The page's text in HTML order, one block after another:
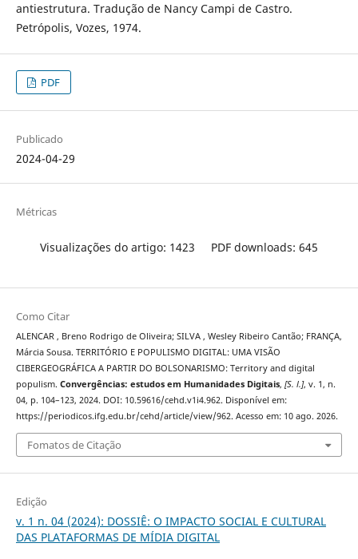
antiestrutura. Tradução de Nancy Campi de Castro.
Petrópolis, Vozes, 1974.
PDF
Publicado
2024-04-29
Métricas
Visualizações do artigo: 1423 PDF downloads: 645
Como Citar
ALENCAR , Breno Rodrigo de Oliveira; SILVA , Wesley Ribeiro Cantão; FRANÇA,
Márcia Sousa. TERRITÓRIO E POPULISMO DIGITAL: UMA VISÃO
CIBERGEOGRÁFICA A PARTIR DO BOLSONARISMO: Territory and digital
populism. Convergências: estudos em Humanidades Digitais, [S. l.], v. 1, n.
04, p. 104–123, 2024. DOI: 10.59616/cehd.v1i4.962. Disponível em:
https://periodicos.ifg.edu.br/cehd/article/view/962. Acesso em: 10 ago. 2026.
Fomatos de Citação
Edição
v. 1 n. 04 (2024): DOSSIÊ: O IMPACTO SOCIAL E CULTURAL
DAS PLATAFORMAS DE MÍDIA DIGITAL